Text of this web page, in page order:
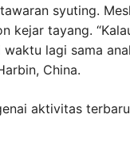
syuting.
kejar tayang.
lagi sama
China.
aktivitas